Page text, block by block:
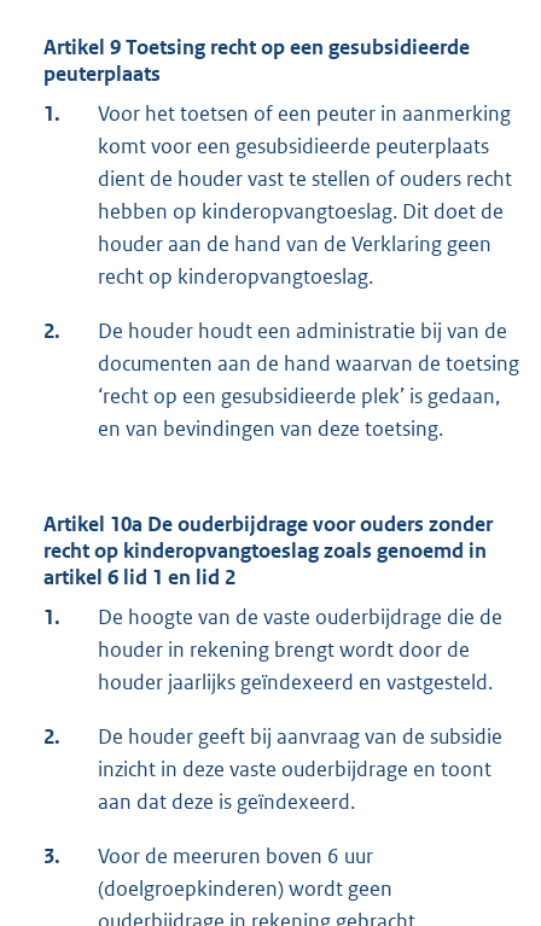
Artikel 9 Toetsing recht op een gesubsidieerde
peuterplaats
1.
Voor het toetsen of een peuter in aanmerking
komt voor een gesubsidieerde peuterplaats
dient de houder vast te stellen of ouders recht
hebben op kinderopvangtoeslag. Dit doet de
houder aan de hand van de Verklaring geen
recht op kinderopvangtoeslag.
2.
De houder houdt een administratie bij van de
documenten aan de hand waarvan de toetsing
‘recht op een gesubsidieerde plek’ is gedaan,
en van bevindingen van deze toetsing.
Artikel 10a De ouderbijdrage voor ouders zonder
recht op kinderopvangtoeslag zoals genoemd in
artikel 6 lid 1 en lid 2
1.
De hoogte van de vaste ouderbijdrage die de
houder in rekening brengt wordt door de
houder jaarlijks geïndexeerd en vastgesteld.
2.
De houder geeft bij aanvraag van de subsidie
inzicht in deze vaste ouderbijdrage en toont
aan dat deze is geïndexeerd.
3.
Voor de meeruren boven 6 uur
(doelgroepkinderen) wordt geen